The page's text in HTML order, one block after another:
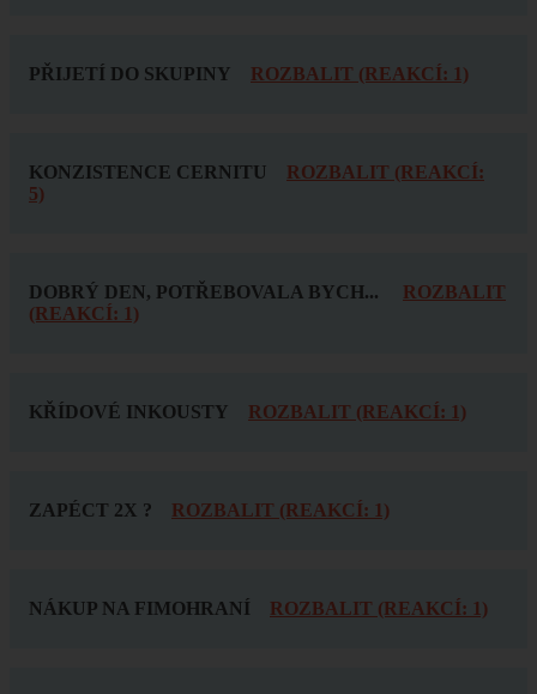
PŘIJETÍ DO SKUPINY ROZBALIT (REAKCÍ: 1)
KONZISTENCE CERNITU
ROZBALIT (REAKCÍ:
5)
DOBRÝ DEN, POTŘEBOVALA BYCH...
ROZBALIT
(REAKCÍ: 1)
KŘÍDOVÉ INKOUSTY ROZBALIT (REAKCÍ: 1)
ZAPÉCT 2X ? ROZBALIT (REAKCÍ: 1)
NÁKUP NA FIMOHRANÍ ROZBALIT (REAKCÍ: 1)